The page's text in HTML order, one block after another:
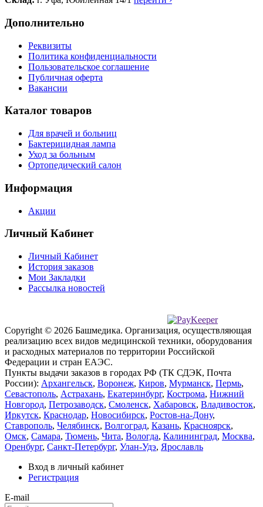
Дополнительно
Реквизиты
Политика конфиденциальности
Пользовательское соглашение
Публичная оферта
Вакансии
Каталог товаров
Для врачей и больниц
Бактерицидная лампа
Уход за больным
Ортопедический салон
Информация
Акции
Личный Кабинет
Личный Кабинет
История заказов
Мои Закладки
Рассылка новостей
Copyright © 2026 Башмедика. Организация, осуществляющая
реализацию всех видов медицинской техники, оборудования
и расходных материалов по территории Российской
Федерации и стран ЕАЭС.
Пункты выдачи заказов в городах РФ (ТК СДЭК, Почта
России): Архангельск, Воронеж, Киров, Мурманск, Пермь,
Севастополь, Астрахань, Екатеринбург, Кострома, Нижний
Новгород, Петрозаводск, Смоленск, Хабаровск, Владивосток,
Иркутск, Краснодар, Новосибирск, Ростов-на-Дону,
Ставрополь, Челябинск, Волгоград, Казань, Красноярск,
Омск, Самара, Тюмень, Чита, Вологда, Калининград, Москва,
Оренбург, Санкт-Петербург, Улан-Удэ, Ярославль
Вход в личный кабинет
Регистрация
E-mail